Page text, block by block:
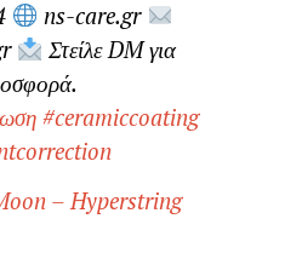
ns-care.gr
Στείλε DM για
#ceramiccoating
– Hyperstring